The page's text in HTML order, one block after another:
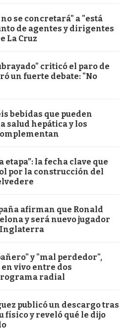
se concretará" a "está
de agentes y dirigentes
La Cruz
criticó el paro de
un fuerte debate: "No
bebidas que pueden
salud hepática y los
etapa”: la fecha clave que
por la construcción del
afirman que Ronald
y será nuevo jugador
Inglaterra
y "mal perdedor",
vivo entre dos
radial
publicó un descargo tras
físico y reveló qué le dijo